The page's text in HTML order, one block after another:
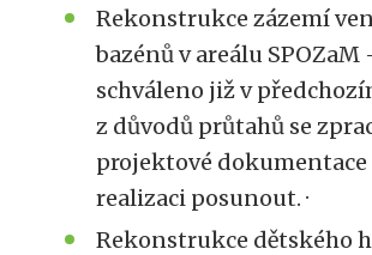
Rekonstrukce zázemí
bazénů v areálu SPOZaM
schváleno již v
z důvodů průtahů se
projektové
realizaci posunout. ·
Rekonstrukce dětského